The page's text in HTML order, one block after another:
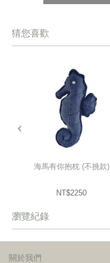
猜您喜歡
海馬有你抱枕 (不挑款)
NT$2250
瀏覽紀錄
prev
關於我們